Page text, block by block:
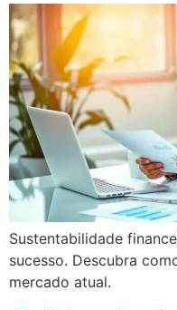
Sustentabilidade
sucesso. Descubra
mercado atual.